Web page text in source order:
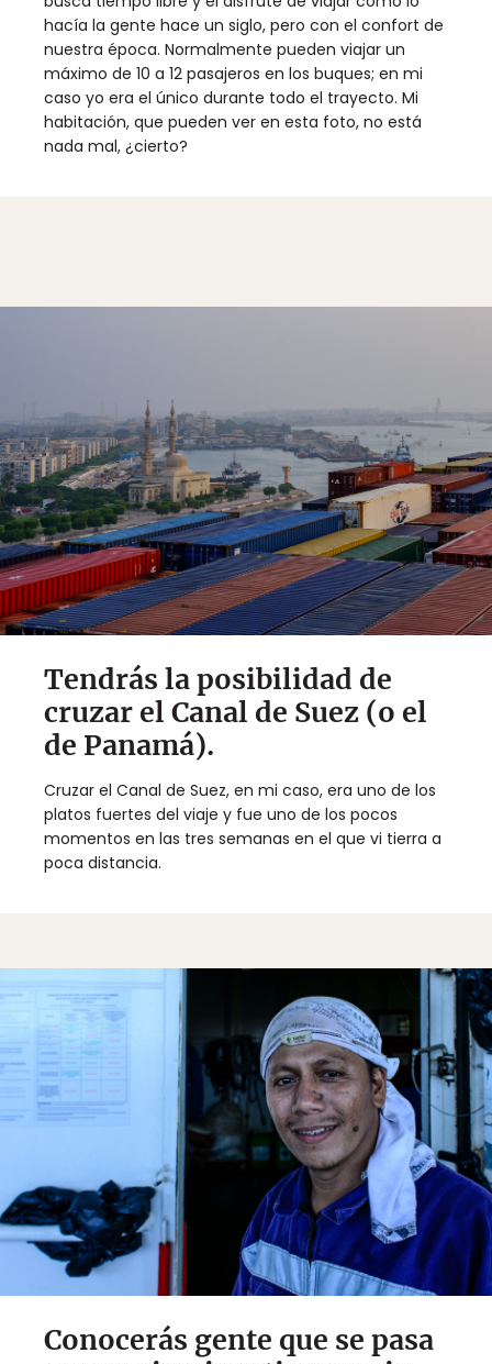
hacía la gente hace un siglo, pero con el confort de
nuestra época. Normalmente pueden viajar un
máximo de 10 a 12 pasajeros en los buques; en mi
caso yo era el único durante todo el trayecto. Mi
habitación, que pueden ver en esta foto, no está
nada mal, ¿cierto?
Tendrás la posibilidad de
cruzar el Canal de Suez (o el
de Panamá).
Cruzar el Canal de Suez, en mi caso, era uno de los
platos fuertes del viaje y fue uno de los pocos
momentos en las tres semanas en el que vi tierra a
poca distancia.
Conocerás gente que se pasa